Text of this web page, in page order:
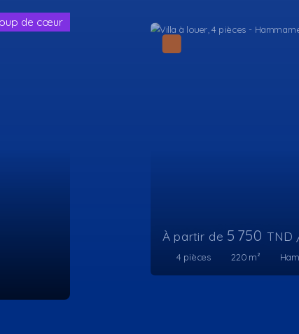
Nous contacter
8pièces 450